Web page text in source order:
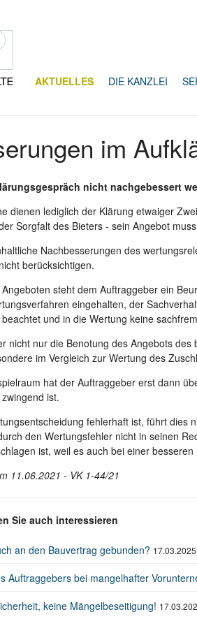
AKTUELLES DIE KANZLEI
im
nicht nachgebessert
dienen lediglich der Klärung etwaiger
Sorgfalt des Bieters - sein Angebot
Nachbesserungen des
berücksichtigen.
steht dem Auftraggeber ein
eingehalten, der
und in die Wertung keine
nicht nur die Benotung des Angebots
im Vergleich zur Wertung des
hat der Auftraggeber erst dann
ist.
fehlerhaft ist, führt
den Wertungsfehler nicht in seinen
ist, weil es auch bei einer
11.06.2021 - VK 1-44/21
Sie auch interessieren
an den Bauvertrag gebunden? 17.03.2025
Auftraggebers bei mangelhafter
keine Mängelbeseitigung!